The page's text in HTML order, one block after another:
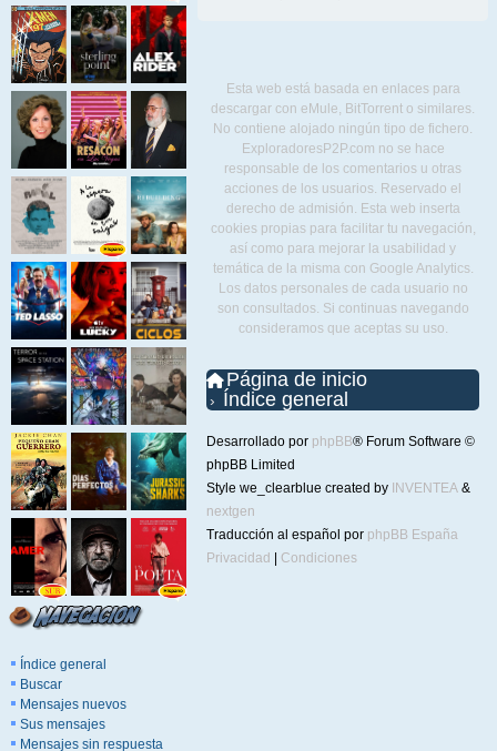
Índice general
Buscar
Mensajes nuevos
Sus mensajes
Mensajes sin respuesta
Esta web está basada en enlaces para
descargar con eMule, BitTorrent o similares.
No contiene alojado ningún tipo de fichero.
ExploradoresP2P.com no se hace
responsable de los comentarios u otras
acciones de los usuarios. Reservado el
derecho de admisión. Esta web inserta
cookies propias para facilitar tu navegación,
así como para mejorar la usabilidad y
temática de la misma con Google Analytics.
Los datos personales de cada usuario no
son consultados. Si continuas navegando
consideramos que aceptas su uso.
Página de inicio
Índice general
Desarrollado por phpBB® Forum Software ©
phpBB Limited
Style we_clearblue created by INVENTEA &
nextgen
Traducción al español por phpBB España
Privacidad
Condiciones